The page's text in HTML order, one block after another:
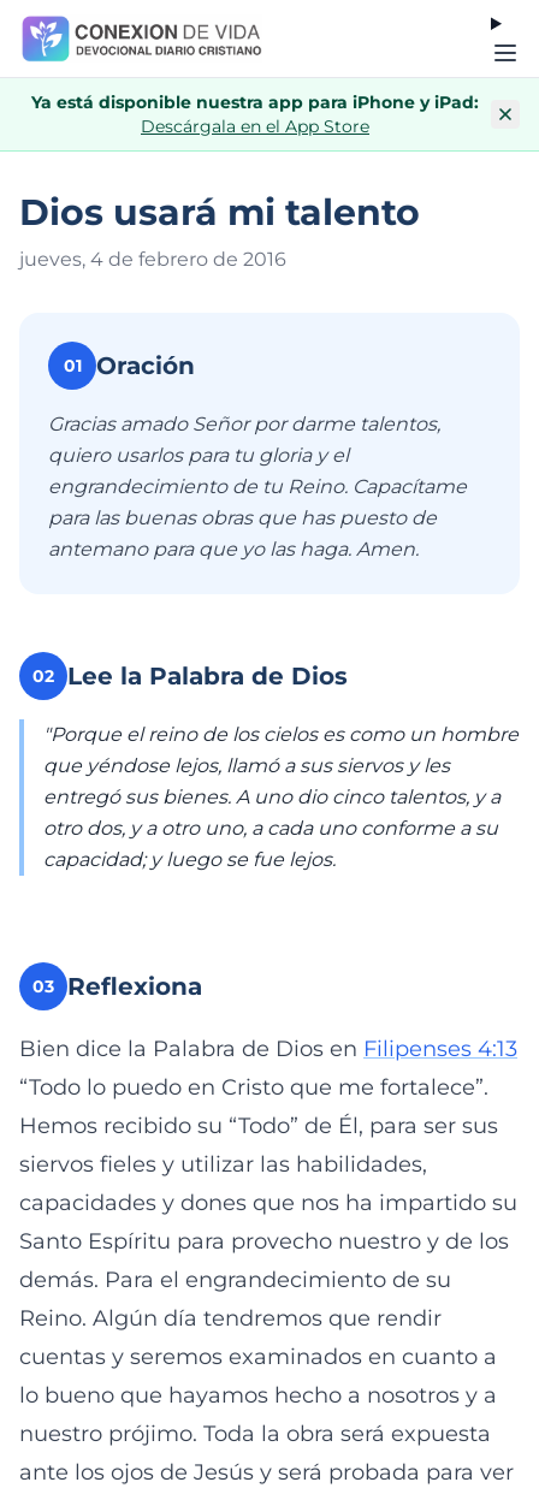
Ya está disponible nuestra app para iPhone y iPad:
Descárgala en el App Store
Dios usará mi talento
jueves, 4 de febrero de 2016
01 Oración
Gracias amado Señor por darme talentos,
quiero usarlos para tu gloria y el
engrandecimiento de tu Reino. Capacítame
para las buenas obras que has puesto de
antemano para que yo las haga. Amen.
02 Lee la Palabra de Dios
"Porque el reino de los cielos es como un hombre
que yéndose lejos, llamó a sus siervos y les
entregó sus bienes. A uno dio cinco talentos, y a
otro dos, y a otro uno, a cada uno conforme a su
capacidad; y luego se fue lejos.
03 Reflexiona
Bien dice la Palabra de Dios en Filipenses 4:13
“Todo lo puedo en Cristo que me fortalece”.
Hemos recibido su “Todo” de Él, para ser sus
siervos fieles y utilizar las habilidades,
capacidades y dones que nos ha impartido su
Santo Espíritu para provecho nuestro y de los
demás. Para el engrandecimiento de su
Reino. Algún día tendremos que rendir
cuentas y seremos examinados en cuanto a
lo bueno que hayamos hecho a nosotros y a
nuestro prójimo. Toda la obra será expuesta
ante los ojos de Jesús y será probada para ver